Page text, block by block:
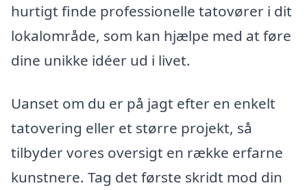
hurtigt finde professionelle tatovører i dit
lokalområde, som kan hjælpe med at føre
dine unikke idéer ud i livet.
Uanset om du er på jagt efter en enkelt
tatovering eller et større projekt, så
tilbyder vores oversigt en række erfarne
kunstnere. Tag det første skridt mod din